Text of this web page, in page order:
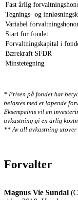
Fast årlig
Tegnings- og
Variabel
Start for fondet
Forvaltningskapital i
Bærekraft SFDR
Minstetegning
* Prisen på fondet har
belastes med et løpende
Eksempelvis vil en
avkastning gi en årlig
** Av all avkastning utover
Forvalter
Magnus Vie Sundal